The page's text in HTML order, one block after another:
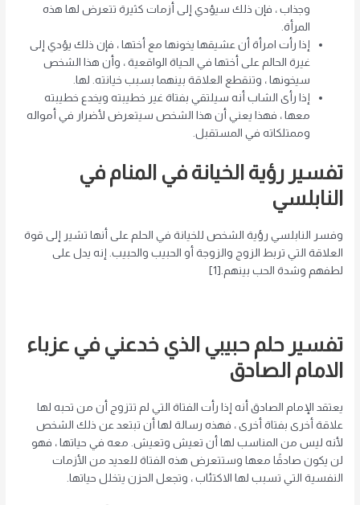
وجذاب ، فإن ذلك سيؤدي إلى أزمات كثيرة تتعرض لها هذه
المرأة.
إذا رأت امرأة أن عشيقها يخونها مع أختها ، فإن ذلك يؤدي إلى
غيرة الحالم على أختها في الحياة الواقعية ، وأن هذا الشخص
سيخونها ، وتنقطع العلاقة بينهما بسبب خيانته. لها.
إذا رأى الشاب أنه سيلتقي بفتاة غير خطيبته ويخدع خطيبته
معها ، فهذا يعني أن هذا الشخص سيتعرض لأضرار في أمواله
وممتلكاته في المستقبل.
تفسير رؤية الخيانة في المنام في
النابلسي
وفسر النابلسي رؤية الشخص للخيانة في الحلم على أنها تشير إلى قوة
العلاقة التي تربط الزوج والزوجة أو الحبيب والحبيب. إنه يدل على
لطفهم وشدة الحب بينهم.[1]
تفسير حلم حبيبي الذي خدعني في عزباء
الامام الصادق
يعتقد الإمام الصادق أنه إذا رأت الفتاة التي لم تتزوج أن من تحبه لها
علاقة أخرى بفتاة أخرى ، فهذه رسالة لها أن تبتعد عن ذلك الشخص
لأنه ليس من المناسب لها أن تعيش وتعيش. معه في حياتها ، فهو
لن يكون صادقًا معها وستتعرض هذه الفتاة للعديد من الأزمات
النفسية التي تسبب لها الاكتئاب ، وتجعل الحزن يتخلل حياتها.